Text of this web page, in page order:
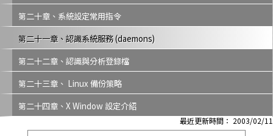
第二十章、系統設定常用指令
第二十一章、認識系統服務 (daemons)
第二十二章、認識與分析登錄檔
第二十三章、 Linux 備份策略
第二十四章、X Window 設定介紹
最近更新時間： 2003/02/11